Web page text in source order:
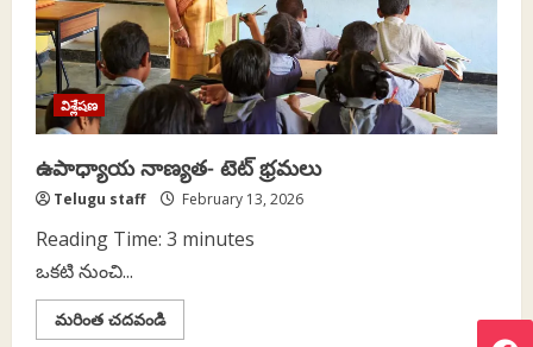
విశ్లేషణ
ఉపాధ్యాయ నాణ్యత- టెట్ భ్రమలు
Telugu staff February 13, 2026
Reading Time: 3 minutes
ఒకటి నుంచి...
మరింత చదవండిRead
more